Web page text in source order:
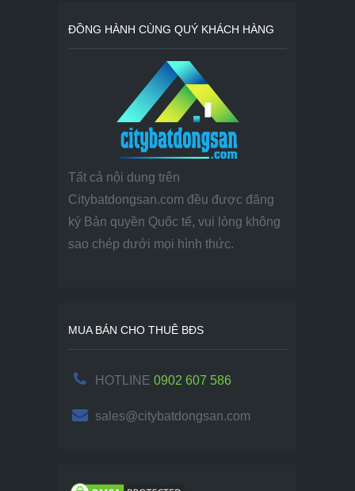
ĐỒNG HÀNH CÙNG QUÝ KHÁCH HÀNG
Tất cả nội dung trên
Citybatdongsan.com đều được đăng
ký Bản quyền Quốc tế, vui lòng không
sao chép dưới mọi hình thức.
MUA BÁN CHO THUÊ BĐS
HOTLINE 0902 607 586
sales@citybatdongsan.com